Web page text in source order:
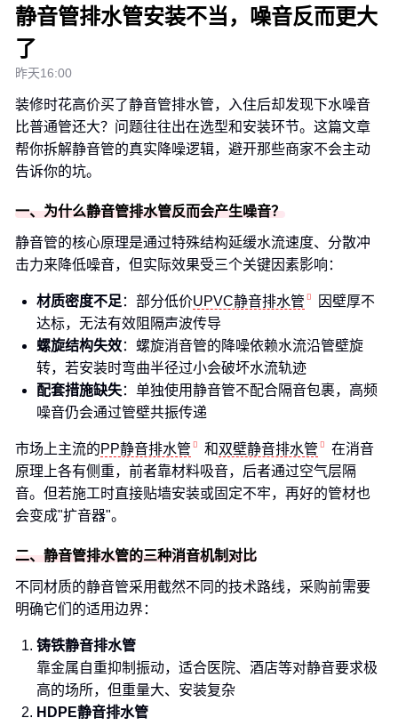
静音管排水管安装不当，噪音反而更大
了
昨天16:00
装修时花高价买了静音管排水管，入住后却发现下水噪音
比普通管还大？问题往往出在选型和安装环节。这篇文章
帮你拆解静音管的真实降噪逻辑，避开那些商家不会主动
告诉你的坑。
一、为什么静音管排水管反而会产生噪音？
静音管的核心原理是通过特殊结构延缓水流速度、分散冲
击力来降低噪音，但实际效果受三个关键因素影响：
材质密度不足 ：部分低价UPVC静音排水管
因壁厚不
达标，无法有效阻隔声波传导
螺旋结构失效：螺旋消音管的降噪依赖水流沿管壁旋
转，若安装时弯曲半径过小会破坏水流轨迹
配套措施缺失：单独使用静音管不配合隔音包裹，高频
噪音仍会通过管壁共振传递
市场上主流的PP静音排水管 和双壁静音排水管
在消音
原理上各有侧重，前者靠材料吸音，后者通过空气层隔
音。但若施工时直接贴墙安装或固定不牢，再好的管材也
会变成"扩音器"。
二、静音管排水管的三种消音机制对比
不同材质的静音管采用截然不同的技术路线，采购前需要
明确它们的适用边界：
铸铁静音排水管
靠金属自重抑制振动，适合医院、酒店等对静音要求极
高的场所，但重量大、安装复杂
HDPE静音排水管